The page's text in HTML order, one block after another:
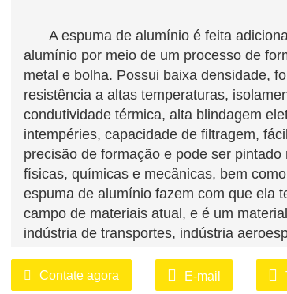
A espuma de alumínio é feita
alumínio por meio de um processo de
metal e bolha. Possui baixa densidade,
resistência a altas temperaturas,
condutividade térmica, alta blindagem
intempéries, capacidade de filtragem,
precisão de formação e pode ser
físicas, químicas e mecânicas, bem
espuma de alumínio fazem com que ela
campo de materiais atual, e é um
indústria de transportes, indústria
Contate agora E-mail